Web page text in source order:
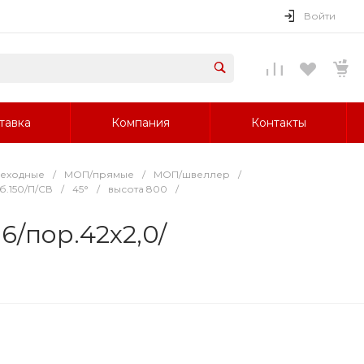
Войти
Компания Контакты
/ МОП/прямые / МОП/швеллер
/
П/СВ / 45° / высота 800
/
пор.42х2,0/